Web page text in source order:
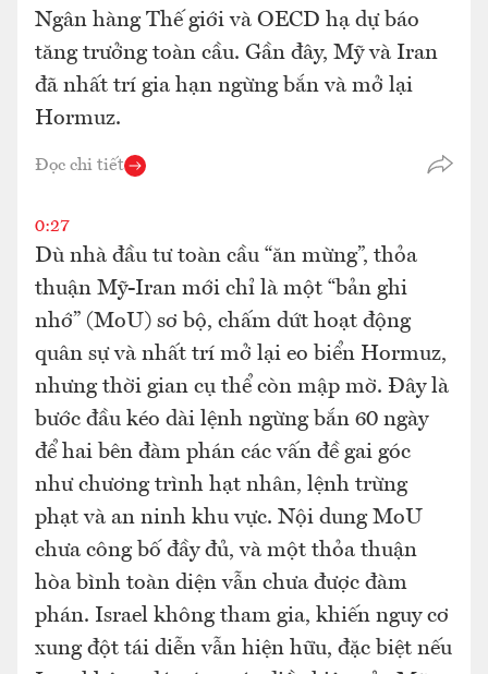
Ngân hàng Thế giới và OECD hạ dự báo
tăng trưởng toàn cầu. Gần đây, Mỹ và Iran
đã nhất trí gia hạn ngừng bắn và mở lại
Hormuz.
Đọc chi tiết
0:27
Dù nhà đầu tư toàn cầu “ăn mừng”, thỏa
thuận Mỹ-Iran mới chỉ là một “bản ghi
nhớ” (MoU) sơ bộ, chấm dứt hoạt động
quân sự và nhất trí mở lại eo biển Hormuz,
nhưng thời gian cụ thể còn mập mờ. Đây là
bước đầu kéo dài lệnh ngừng bắn 60 ngày
để hai bên đàm phán các vấn đề gai góc
như chương trình hạt nhân, lệnh trừng
phạt và an ninh khu vực. Nội dung MoU
chưa công bố đầy đủ, và một thỏa thuận
hòa bình toàn diện vẫn chưa được đàm
phán. Israel không tham gia, khiến nguy cơ
xung đột tái diễn vẫn hiện hữu, đặc biệt nếu